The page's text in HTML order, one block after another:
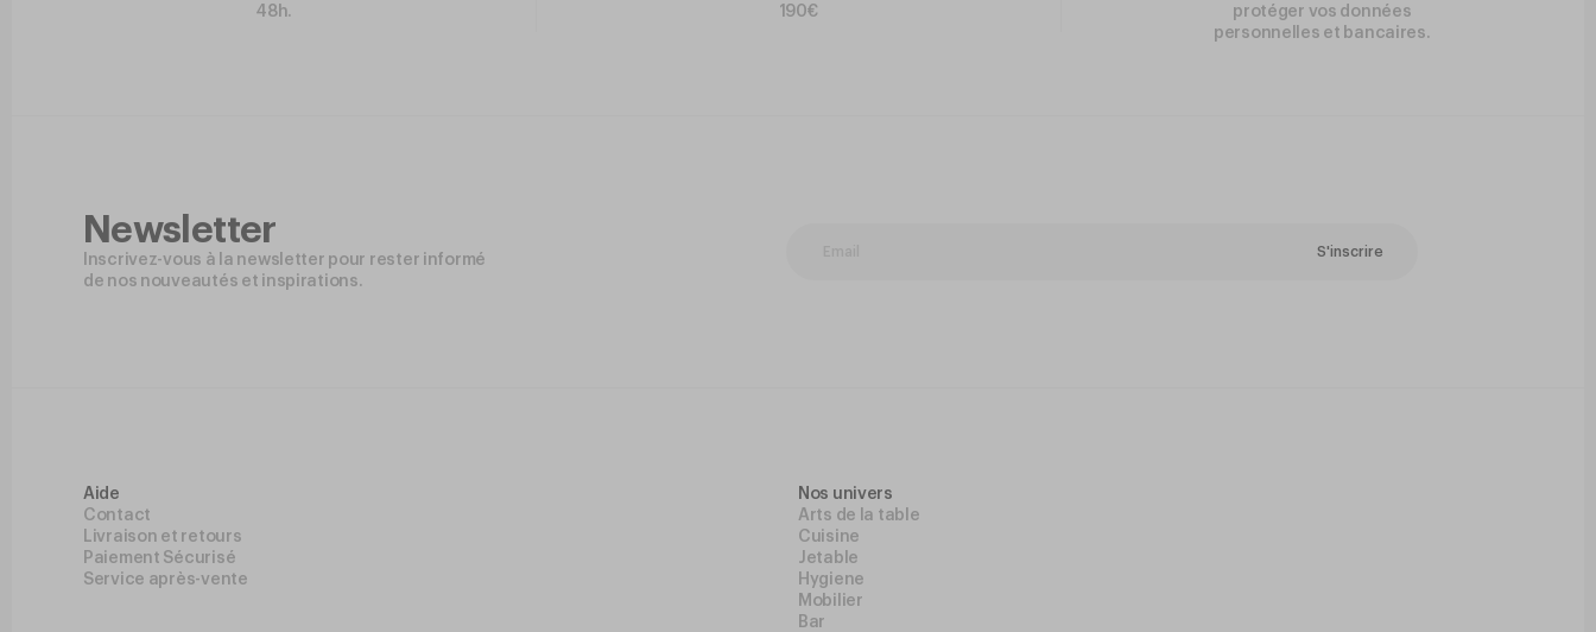
48h.
190€
protéger vos données
personnelles et bancaires.
Newsletter
Inscrivez-vous à la newsletter pour rester informé
de nos nouveautés et inspirations.
S'inscrire
Aide
Contact
Livraison et retours
Paiement Sécurisé
Service après-vente
Nos univers
Arts de la table
Cuisine
Jetable
Hygiene
Mobilier
Bar